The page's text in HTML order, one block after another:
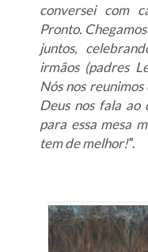
conversei com
Pronto.
juntos,
irmãos (padres
Nós nos
Deus nos fala ao
para essa mesa
tem de melhor!”.